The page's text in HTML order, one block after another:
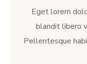
Eget lorem
blandit libero
Pellentesque